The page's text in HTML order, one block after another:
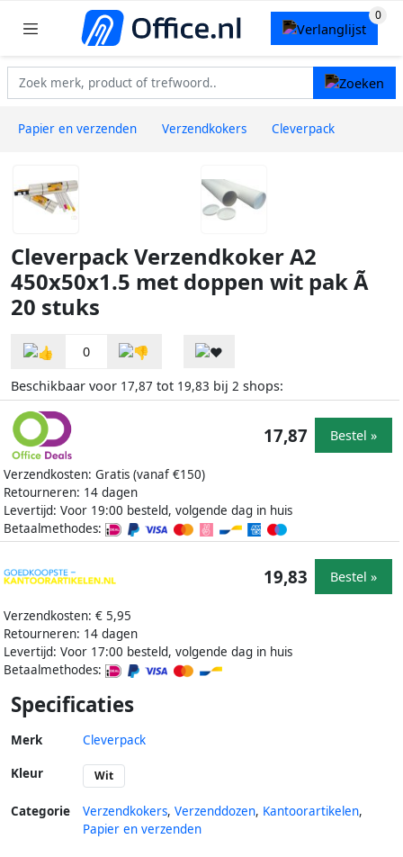
Papier en verzenden Verzendkokers Cleverpack
Cleverpack Verzendkoker A2
450x50x1.5 met doppen wit pak Ã
20 stuks
0
Beschikbaar voor 17,87 tot 19,83 bij 2 shops:
Verzendkosten: Gratis (vanaf €150)
Retourneren: 14 dagen
Levertijd: Voor 19:00 besteld, volgende dag in huis
Betaalmethodes:
17,87 Bestel »
Verzendkosten: € 5,95
Retourneren: 14 dagen
Levertijd: Voor 17:00 besteld, volgende dag in huis
Betaalmethodes:
19,83 Bestel »
Specificaties
Merk Cleverpack
Kleur Wit
Categorie Verzendkokers, Verzenddozen, Kantoorartikelen,
Papier en verzenden